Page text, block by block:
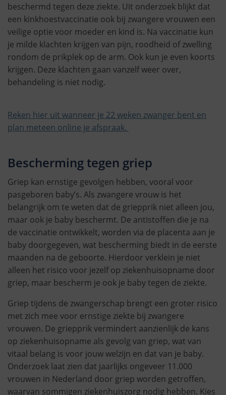
beschermd tegen deze ziekte. Uit onderzoek blijkt dat
een kinkhoestvaccinatie ook bij zwangere vrouwen een
veilige optie voor moeder en kind is. Na vaccinatie kun
je milde klachten krijgen van pijn, roodheid of zwelling
rondom de prikplek op de arm. Ook kun je even koorts
krijgen. Deze klachten gaan vanzelf weer over,
behandeling is niet nodig.
Reken hier uit wanneer je 22 weken zwanger bent en
plan meteen online je afspraak.
Bescherming tegen griep
Griep kan ernstige gevolgen hebben, vooral voor
pasgeboren baby’s. Als zwangere vrouw is het
belangrijk om te weten dat de griepprik niet alleen jou,
maar ook je baby beschermt. De antistoffen die je na
de vaccinatie ontwikkelt, worden via de placenta aan je
baby doorgegeven, wat bescherming biedt in de eerste
maanden na de geboorte. Hierdoor verklein je niet
alleen het risico voor jezelf op ziekenhuisopname door
griep, maar bescherm je ook je baby tegen de ziekte.
Griep tijdens de zwangerschap brengt een groter risico
met zich mee voor ernstige ziekte bij zwangere
vrouwen. De griepprik vermindert aanzienlijk de kans
op ziekenhuisopname als gevolg van griep, wat van
vitaal belang is voor jouw welzijn en dat van je baby.
Onderzoek laat zien dat jaarlijks ongeveer 11.000
vrouwen in Nederland door griep worden getroffen,
waarvan sommigen ziekenhuiszorg nodig hebben. Kies